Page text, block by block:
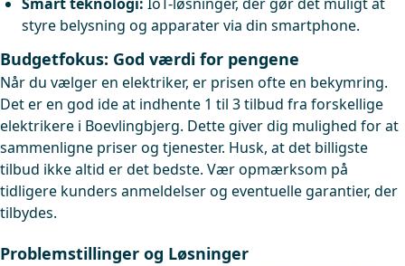
styre belysning og apparater via din smartphone.
Budgetfokus: God værdi for pengene
Når du vælger en elektriker, er prisen ofte en bekymring.
Det er en god ide at indhente 1 til 3 tilbud fra forskellige
elektrikere i Boevlingbjerg. Dette giver dig mulighed for at
sammenligne priser og tjenester. Husk, at det billigste
tilbud ikke altid er det bedste. Vær opmærksom på
tidligere kunders anmeldelser og eventuelle garantier, der
tilbydes.
Problemstillinger og Løsninger